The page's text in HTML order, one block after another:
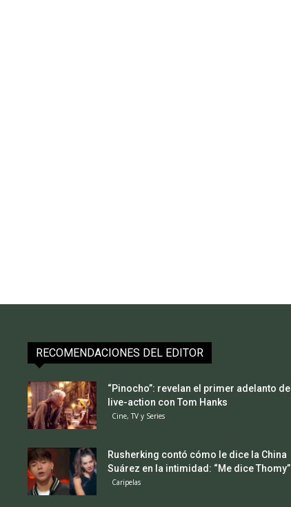
RECOMENDACIONES DEL EDITOR
“Pinocho”: revelan el primer adelanto del
live-action con Tom Hanks
Cine, TV y Series
Rusherking contó cómo le dice la China
Suárez en la intimidad: “Me dice Thomy”
Caripelas